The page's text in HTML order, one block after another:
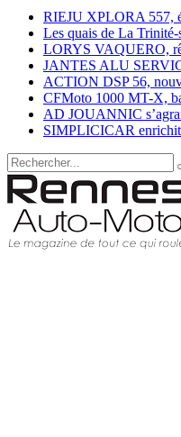
RIEJU XPLORA 557,
Les quais de La
LORYS VAQUERO,
JANTES ALU
ACTION DSP 56,
CFMoto 1000 MT-X,
AD JOUANNIC
SIMPLICICAR